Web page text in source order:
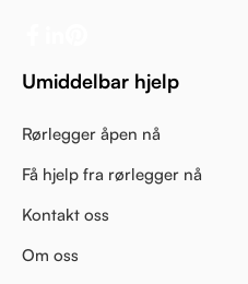
Umiddelbar hjelp
Rørlegger åpen nå
Få hjelp fra rørlegger nå
Kontakt oss
Om oss